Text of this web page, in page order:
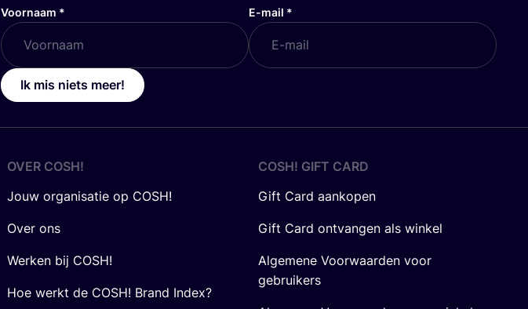
Voornaam * E-mail *
Ik mis niets meer!
OVER COSH!
Jouw organisatie op COSH!
Over ons
Werken bij COSH!
Hoe werkt de COSH! Brand Index?
COSH! GIFT CARD
Gift Card aankopen
Gift Card ontvangen als winkel
Algemene Voorwaarden voor
gebruikers